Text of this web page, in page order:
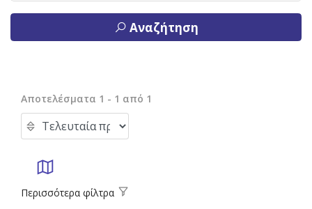
Αναζήτηση
Αποτελέσματα 1 - 1 από 1
Περισσότερα φίλτρα